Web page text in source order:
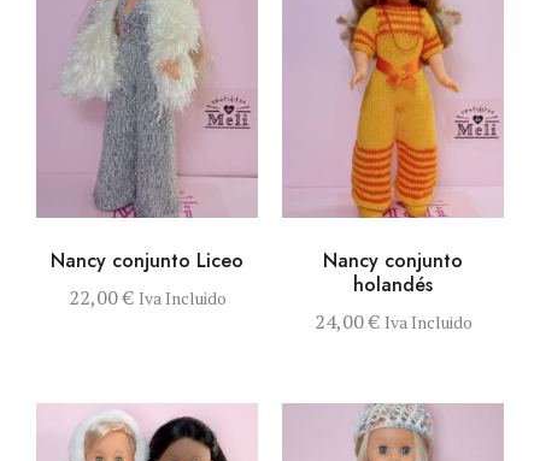
CARRITO
Nancy conjunto Liceo
22,00€ Iva Incluido
CARRITO
Nancy conjunto
holandés
24,00€ Iva Incluido